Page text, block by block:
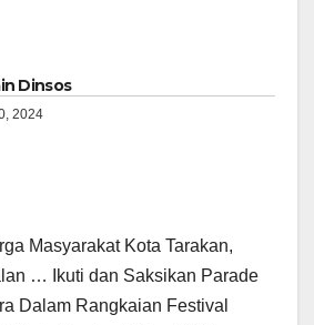
Dinsos
2024
Masyarakat Kota Tarakan,
… Ikuti dan Saksikan Parade
Dalam Rangkaian Festival